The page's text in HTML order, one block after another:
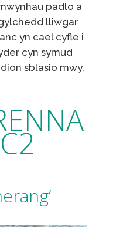
padlo a
lliwgar
yn cael cyfle i
cyn symud
sblasio mwy.